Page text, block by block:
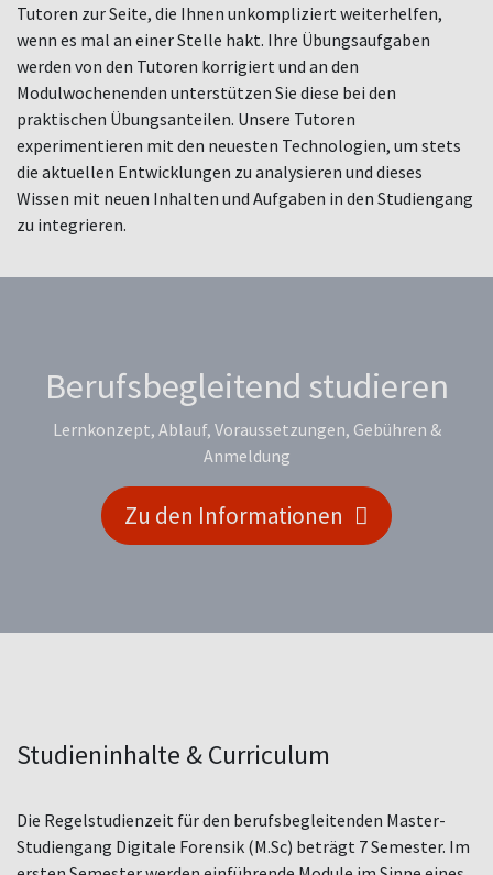
Tutoren zur Seite, die Ihnen unkompliziert weiterhelfen,
wenn es mal an einer Stelle hakt. Ihre Übungsaufgaben
werden von den Tutoren korrigiert und an den
Modulwochenenden unterstützen Sie diese bei den
praktischen Übungsanteilen. Unsere Tutoren
experimentieren mit den neuesten Technologien, um stets
die aktuellen Entwicklungen zu analysieren und dieses
Wissen mit neuen Inhalten und Aufgaben in den Studiengang
zu integrieren.
Berufsbegleitend studieren
Lernkonzept, Ablauf, Voraussetzungen, Gebühren &
Anmeldung
Zu den Informationen
Studieninhalte & Curriculum
Die Regelstudienzeit für den berufsbegleitenden Master-
Studiengang Digitale Forensik (M.Sc) beträgt 7 Semester. Im